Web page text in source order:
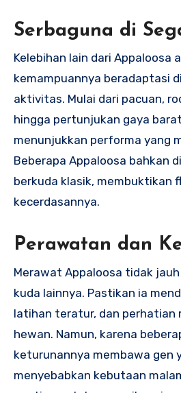
Serbaguna di
Kelebihan lain dari Appaloosa
kemampuannya beradaptasi
aktivitas. Mulai dari pacuan,
hingga pertunjukan gaya
menunjukkan performa yang
Beberapa Appaloosa bahkan
berkuda klasik, membuktikan
kecerdasannya.
Perawatan dan
Merawat Appaloosa tidak
kuda lainnya. Pastikan ia
latihan teratur, dan perhatian
hewan. Namun, karena
keturunannya membawa gen
menyebabkan kebutaan